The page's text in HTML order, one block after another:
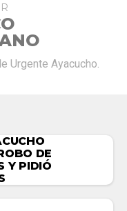
Urgente Ayacucho.
DE
Y PIDIÓ